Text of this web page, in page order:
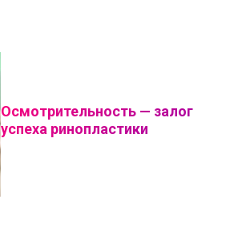
Осмотрительность — залог
успеха ринопластики